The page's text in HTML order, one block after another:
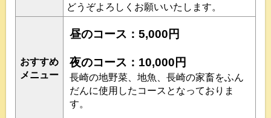
どうぞよろしくお願いいたします。
おすすめ
メニュー
昼のコース：5,000円
夜のコース：10,000円
長崎の地野菜、地魚、長崎の家畜をふん
だんに使用したコースとなっておりま
す。